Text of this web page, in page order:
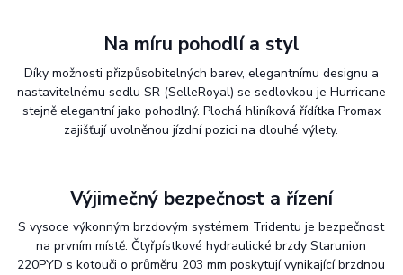
Na míru pohodlí a styl
Díky možnosti přizpůsobitelných barev, elegantnímu designu a
nastavitelnému sedlu SR (SelleRoyal) se sedlovkou je Hurricane
stejně elegantní jako pohodlný. Plochá hliníková řídítka Promax
zajišťují uvolněnou jízdní pozici na dlouhé výlety.
Výjimečný bezpečnost a řízení
S vysoce výkonným brzdovým systémem Tridentu je bezpečnost
na prvním místě. Čtyřpístkové hydraulické brzdy Starunion
220PYD s kotouči o průměru 203 mm poskytují vynikající brzdnou